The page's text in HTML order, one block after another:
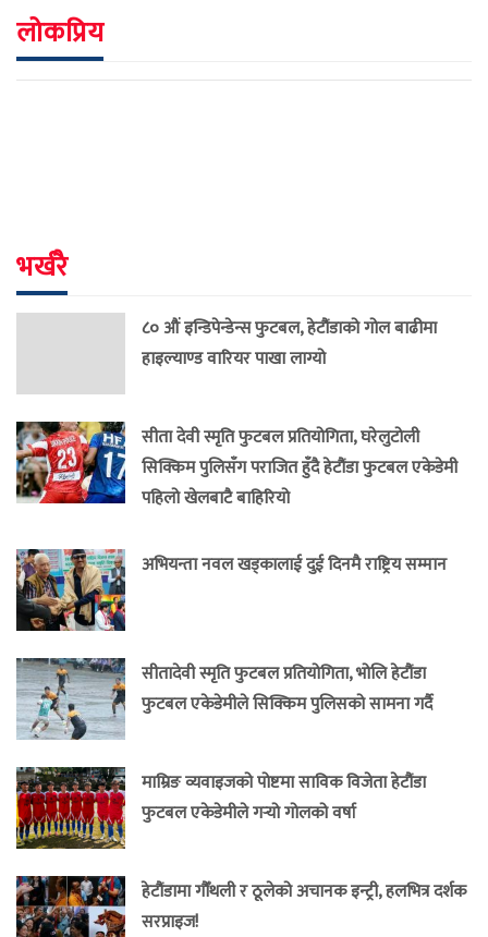
लोकप्रिय
भर्खरै
८० औं इन्डिपेन्डेन्स फुटबल, हेटौंडाको गोल बाढीमा
हाइल्याण्ड वारियर पाखा लाग्यो
सीता देवी स्मृति फुटबल प्रतियोगिता, घरेलुटोली
सिक्किम पुलिसँग पराजित हुँदै हेटौंडा फुटबल एकेडेमी
पहिलो खेलबाटै बाहिरियो
अभियन्ता नवल खड्कालाई दुई दिनमै राष्ट्रिय सम्मान
सीतादेवी स्मृति फुटबल प्रतियोगिता, भोलि हेटौंडा
फुटबल एकेडेमीले सिक्किम पुलिसको सामना गर्दै
माम्रिङ व्यवाइजको पोष्टमा साविक विजेता हेटौंडा
फुटबल एकेडेमीले गर्‍यो गोलको वर्षा
हेटौंडामा गौँथली र ठूलेको अचानक इन्ट्री, हलभित्र दर्शक
सरप्राइज!